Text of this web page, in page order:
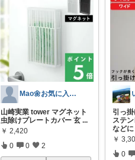
Mao🌼お気に入りselect
山崎実業 tower マグネット
虫除けプレートカバー 玄 ...
￥ 2,420
0 0 2
引っ
ステ
などに
￥
0